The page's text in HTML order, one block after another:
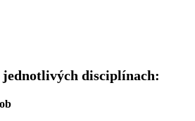
disciplínach: